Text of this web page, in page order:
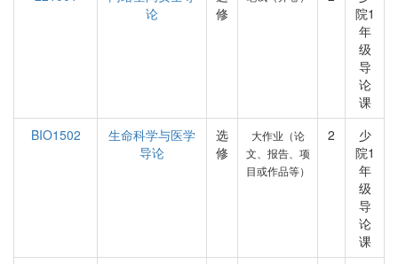
论
修
院1
年
级
导
论
课
BIO1502
生命科学与医学
导论
选
修
大作业（论
文、报告、项
目或作品等）
2
少
院1
年
级
导
论
课